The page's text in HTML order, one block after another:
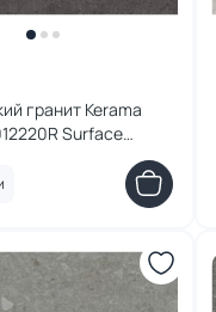
гранит Kerama
Surface
серый темный